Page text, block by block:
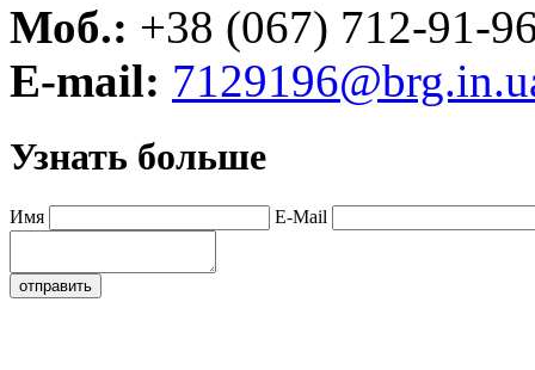
Моб.: +38 (067) 712-91-
E-mail:
Узнать больше
Имя E-Mail